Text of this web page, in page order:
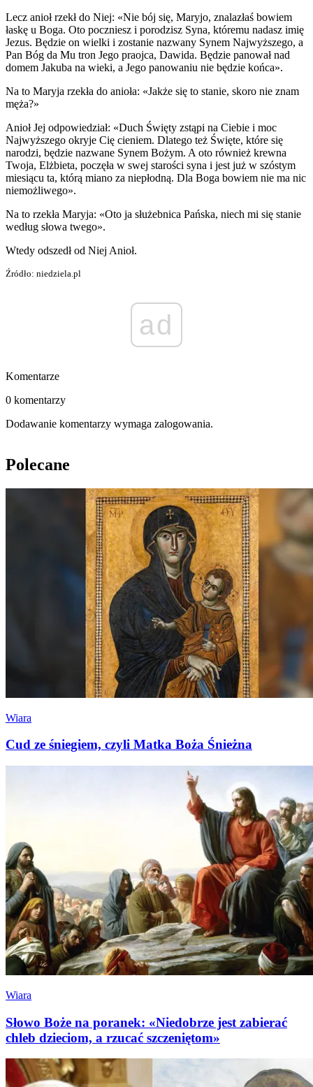
Lecz anioł rzekł do Niej: «Nie bój się, Maryjo, znalazłaś bowiem
łaskę u Boga. Oto poczniesz i porodzisz Syna, któremu nadasz imię
Jezus. Będzie on wielki i zostanie nazwany Synem Najwyższego, a
Pan Bóg da Mu tron Jego praojca, Dawida. Będzie panował nad
domem Jakuba na wieki, a Jego panowaniu nie będzie końca».
Na to Maryja rzekła do anioła: «Jakże się to stanie, skoro nie znam
męża?»
Anioł Jej odpowiedział: «Duch Święty zstąpi na Ciebie i moc
Najwyższego okryje Cię cieniem. Dlatego też Święte, które się
narodzi, będzie nazwane Synem Bożym. A oto również krewna
Twoja, Elżbieta, poczęła w swej starości syna i jest już w szóstym
miesiącu ta, którą miano za niepłodną. Dla Boga bowiem nie ma nic
niemożliwego».
Na to rzekła Maryja: «Oto ja służebnica Pańska, niech mi się stanie
według słowa twego».
Wtedy odszedł od Niej Anioł.
Źródło: niedziela.pl
ad
Komentarze
0 komentarzy
Dodawanie komentarzy wymaga zalogowania.
Polecane
Wiara
Cud ze śniegiem, czyli Matka Boża Śnieżna
Wiara
Słowo Boże na poranek: «Niedobrze jest zabierać
chleb dzieciom, a rzucać szczeniętom»